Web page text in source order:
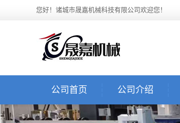
您好！诸城市晟嘉机械科技有限公司欢迎您！
公司首页 公司介绍